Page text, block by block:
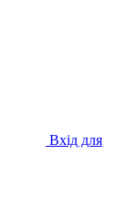
Вхід для